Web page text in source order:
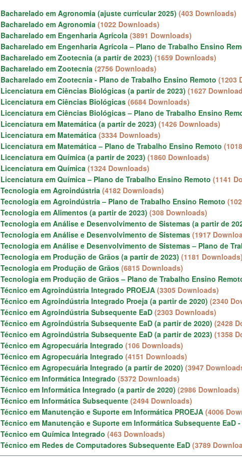
Bacharelado em Agronomia (ajuste curricular 2025) (403 Downloads)
Bacharelado em Agronomia (1022 Downloads)
Bacharelado em Engenharia Agrícola (3891 Downloads)
Bacharelado em Engenharia Agrícola – Plano de Trabalho Ensino
Bacharelado em Zootecnia (a partir de 2023) (1659 Downloads)
Bacharelado em Zootecnia (2756 Downloads)
Bacharelado em Zootecnia - Plano de Trabalho Ensino Remoto (1203
Licenciatura em Ciências Biológicas (a partir de 2023) (1627
Licenciatura em Ciências Biológicas (6684 Downloads)
Licenciatura em Ciências Biológicas – Plano de Trabalho Ensino
Licenciatura em Matemática (a partir de 2023) (1426 Downloads)
Licenciatura em Matemática (3334 Downloads)
Licenciatura em Matemática – Plano de Trabalho Ensino Remoto
Licenciatura em Química (a partir de 2023) (1860 Downloads)
Licenciatura em Química (1324 Downloads)
Licenciatura em Química – Plano de Trabalho Ensino Remoto (1141
Tecnologia em Agroindústria (4182 Downloads)
Tecnologia em Agroindústria – Plano de Trabalho Ensino Remoto
Tecnologia em Alimentos (a partir de 2023) (308 Downloads)
Tecnologia em Análise e Desenvolvimento de Sistemas (a partir de
Tecnologia em Análise e Desenvolvimento de Sistemas (1917
Tecnologia em Análise e Desenvolvimento de Sistemas – Plano de
Tecnologia em Produção de Grãos (a partir de 2023) (1181 Downloads)
Tecnologia em Produção de Grãos (6815 Downloads)
Tecnologia em Produção de Grãos – Plano de Trabalho Ensino
Técnico em Agroindústria Integrado PROEJA (3305 Downloads)
Técnico em Agroindústria Integrado Proeja (a partir de 2020) (2340
Técnico em Agroindústria Subsequente EaD (2303 Downloads)
Técnico em Agroindústria Subsequente EaD (a partir de 2020) (2428
Técnico em Agroindústria Subsequente EaD (a partir de 2023) (1358
Técnico em Agropecuária Integrado (106 Downloads)
Técnico em Agropecuária Integrado (4151 Downloads)
Técnico em Agropecuária Integrado (a partir de 2020) (3947
Técnico em Informática Integrado (5372 Downloads)
Técnico em Informática Integrado (a partir de 2020) (2986 Downloads)
Técnico em Informática Subsequente (2494 Downloads)
Técnico em Manutenção e Suporte em Informática PROEJA (4006
Técnico em Manutenção e Suporte em Informática Subsequente EaD
Técnico em Química Integrado (463 Downloads)
Técnico em Redes de Computadores Subsequente EaD (3789